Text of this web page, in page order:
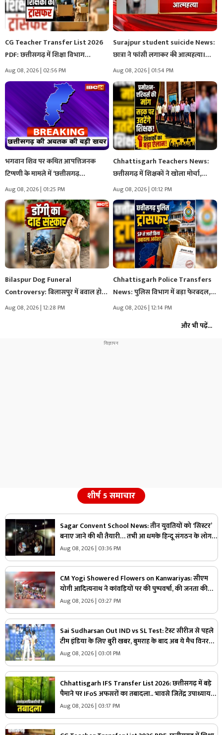
CG Teacher Transfer List 2026
PDF: छत्तीसगढ़ में शिक्षा विभाग…
Aug 08, 2026 | 02:56 PM
Surajpur student suicide News:
छात्रा ने फांसी लगाकर की आत्महत्या।…
Aug 08, 2026 | 01:54 PM
भगवान शिव पर कथित आपत्तिजनक
टिप्पणी के मामले में ‘छत्तीसगढ़…
Aug 08, 2026 | 01:25 PM
Chhattisgarh Teachers News:
छत्तीसगढ़ में शिक्षकों ने खोला मोर्चा,
प्रमोशन-एरियर्स…
Aug 08, 2026 | 01:12 PM
Bilaspur Dog Funeral
Controversy: बिलासपुर में बवाल हो
गया!.. पालतू…
Aug 08, 2026 | 12:28 PM
Chhattisgarh Police Transfers
News: पुलिस विभाग में बड़ा फेरबदल,
SI,…
Aug 08, 2026 | 12:14 PM
और भी पढ़ें...
शीर्ष 5 समाचार
Sagar Convent School News: तीन युवतियों को ‘सिस्टर’
बनाए जाने की थी तैयारी… तभी आ धमके हिन्दू संगठन के लोग
और पुलिस, स्कूल में मचा बवाल
Aug 08, 2026 | 03:36 PM
CM Yogi Showered Flowers on Kanwariyas: सीएम
योगी आदित्यनाथ ने कांवड़ियों पर की पुष्पवर्षा, की जनता की
सुख-शांति और समृद्धि की कामना
Aug 08, 2026 | 03:27 PM
Sai Sudharsan Out IND vs SL Test: टेस्ट सीरीज से पहले
टीम इंडिया के लिए बुरी खबर, बुमराह के बाद अब ये मैच विनर
खिलाड़ी हुआ बाहर
Aug 08, 2026 | 03:01 PM
Chhattisgarh IFS Transfer List 2026: छत्तीसगढ़ में बड़े
पैमाने पर IFoS अफसरों का तबादला.. भावसे जितेंद्र उपाध्याय
को कटघोरा वनमंडल का जिम्मा, देखें पूरी लिस्ट
Aug 08, 2026 | 03:17 PM